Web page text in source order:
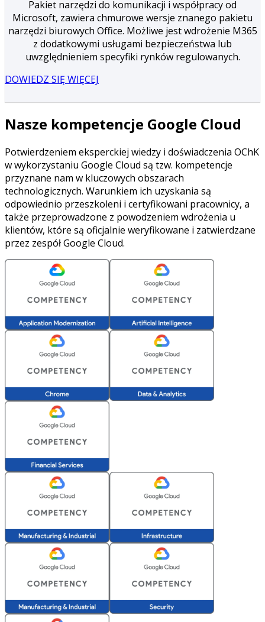
Pakiet narzędzi do komunikacji i współpracy od
Microsoft, zawiera chmurowe wersje znanego pakietu
narzędzi biurowych Office. Możliwe jest wdrożenie M365
z dodatkowymi usługami bezpieczeństwa lub
uwzględnieniem specyfiki rynków regulowanych.
DOWIEDZ SIĘ WIĘCEJ
Nasze kompetencje Google Cloud
Potwierdzeniem eksperckiej wiedzy i doświadczenia OChK
w wykorzystaniu Google Cloud są tzw. kompetencje
przyznane nam w kluczowych obszarach
technologicznych. Warunkiem ich uzyskania są
odpowiednio przeszkoleni i certyfikowani pracownicy, a
także przeprowadzone z powodzeniem wdrożenia u
klientów, które są oficjalnie weryfikowane i zatwierdzane
przez zespół Google Cloud.